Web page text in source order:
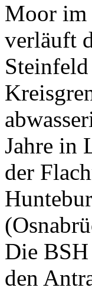
Moor im
verläuft
Jahre in
der
Die
den